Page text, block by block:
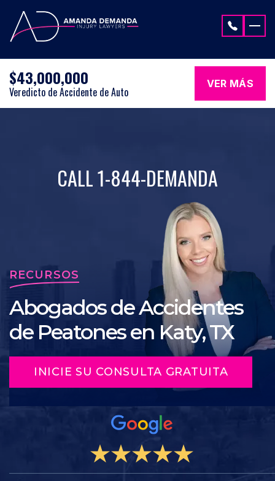
$43,000,000
Veredicto de Accidente de Auto
VER MÁS
CALL 1-844-DEMANDA
RECURSOS
Abogados de Accidentes
de Peatones en Katy, TX
INICIE SU CONSULTA GRATUITA